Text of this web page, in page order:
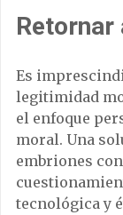
Es
legitimidad
el enfoque
moral. Una
embriones
tecnológica y